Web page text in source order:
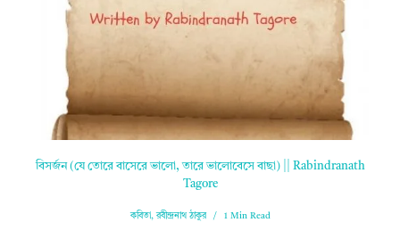
বিসর্জন (যে তোরে বাসেরে ভালো, তারে ভালোবেসে বাছা) || Rabindranath
Tagore
কবিতা,রবীন্দ্রনাথ ঠাকুর 1 Min Read